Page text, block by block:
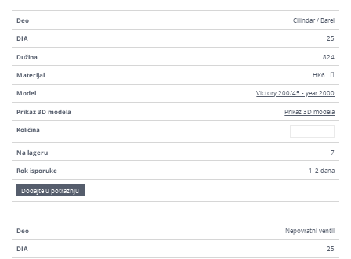
Deo Cilindar / Barel
DIA 25
Dužina 824
Materijal HK6
Model Victory 200/45 - year 2000
Prikaz 3D modela Prikaz 3D modela
Količina
Na lageru 7
Rok isporuke 1-2 dana
Dodajte u potražnju
Deo Nepovratni ventil
DIA 25